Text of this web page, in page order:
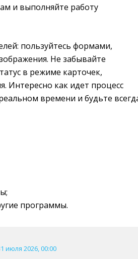
и выполняйте работу
пользуйтесь формами,
Не забывайте
в режиме карточек,
Интересно как идет процесс
времени и будьте
программы.
июля 2026, 00:00